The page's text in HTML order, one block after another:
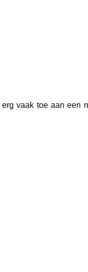
vaak toe aan een